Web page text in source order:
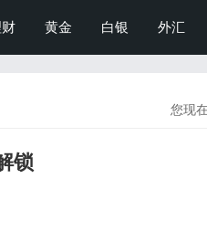
黄金 白银 外汇
您现
锁